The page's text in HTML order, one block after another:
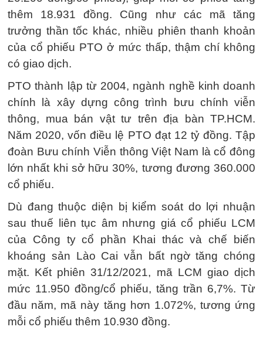
thêm 18.931 đồng. Cũng như các mã tăng
trưởng thần tốc khác, nhiều phiên thanh khoản
của cổ phiếu PTO ở mức thấp, thậm chí không
có giao dịch.
PTO thành lập từ 2004, ngành nghề kinh doanh
chính là xây dựng công trình bưu chính viễn
thông, mua bán vật tư trên địa bàn TP.HCM.
Năm 2020, vốn điều lệ PTO đạt 12 tỷ đồng. Tập
đoàn Bưu chính Viễn thông Việt Nam là cổ đông
lớn nhất khi sở hữu 30%, tương đương 360.000
cổ phiếu.
Dù đang thuộc diện bị kiểm soát do lợi nhuận
sau thuế liên tục âm nhưng giá cổ phiếu LCM
của Công ty cổ phần Khai thác và chế biến
khoáng sản Lào Cai vẫn bất ngờ tăng chóng
mặt. Kết phiên 31/12/2021, mã LCM giao dịch
mức 11.950 đồng/cổ phiếu, tăng trần 6,7%. Từ
đầu năm, mã này tăng hơn 1.072%, tương ứng
mỗi cổ phiếu thêm 10.930 đồng.